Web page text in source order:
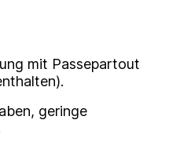
mit Passepartout
geringe